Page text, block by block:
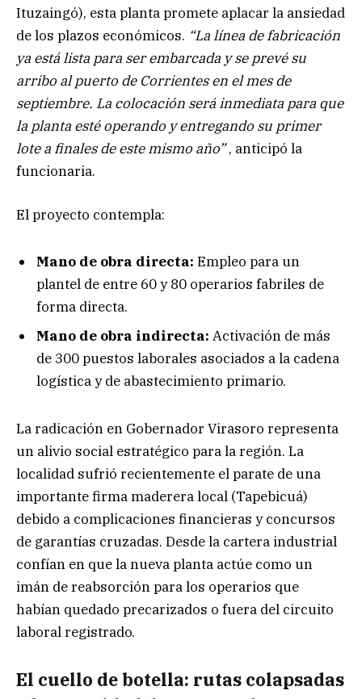
Ituzaingó), esta planta promete aplacar la ansiedad
de los plazos económicos. “La línea de fabricación
ya está lista para ser embarcada y se prevé su
arribo al puerto de Corrientes en el mes de
septiembre. La colocación será inmediata para que
la planta esté operando y entregando su primer
lote a finales de este mismo año”, anticipó la
funcionaria.
El proyecto contempla:
Mano de obra directa: Empleo para un
plantel de entre 60 y 80 operarios fabriles de
forma directa.
Mano de obra indirecta: Activación de más
de 300 puestos laborales asociados a la cadena
logística y de abastecimiento primario.
La radicación en Gobernador Virasoro representa
un alivio social estratégico para la región. La
localidad sufrió recientemente el parate de una
importante firma maderera local (Tapebicuá)
debido a complicaciones financieras y concursos
de garantías cruzadas. Desde la cartera industrial
confían en que la nueva planta actúe como un
imán de reabsorción para los operarios que
habían quedado precarizados o fuera del circuito
laboral registrado.
El cuello de botella: rutas colapsadas